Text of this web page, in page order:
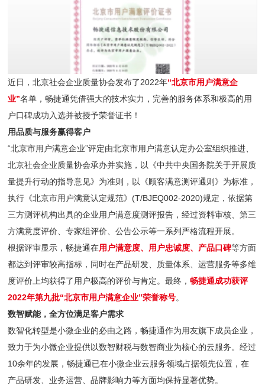
近日，北京社会企业质量协会发布了2022年“北京市用户满意企
业”名单，畅捷通凭借强大的技术实力，完善的服务体系和极高的用
户口碑成功入选并被授予荣誉证书！
用品质与服务赢得客户
“北京市用户满意企业”评定由北京市用户满意认定办公室组织推进、
北京社会企业质量协会承办并实施，以《中共中央国务院关于开展质
量提升行动的指导意见》为准则，以《顾客满意测评通则》为标准，
执行《北京市用户满意认定规范》(T/BJEQ002-2020)规定，依据第
三方测评机构出具的企业用户满意度测评报告，经过资料审核、第三
方满意度评价、专家组评价、公告公示等一系列严格流程开展。
根据评审显示，畅捷通在用户满意度、用户忠诚度、产品口碑等方面
都达到评审较高指标，同时在产品研发、质量体系、运营服务等多维
度评价上均获得了用户极高的评价与肯定。最终，畅捷通成功获评
2022年第九批“北京市用户满意企业”荣誉称号。
数智赋能，全方位满足客户需求
数智化转型是小微企业的必由之路，畅捷通作为用友旗下成员企业，
致力于为小微企业提供以数智财税与数智商业为核心的云服务。经过
10余年的发展，畅捷通已在小微企业云服务领域占据领先位置，在
产品研发、业务运营、品牌影响力等方面均保持显著优势。